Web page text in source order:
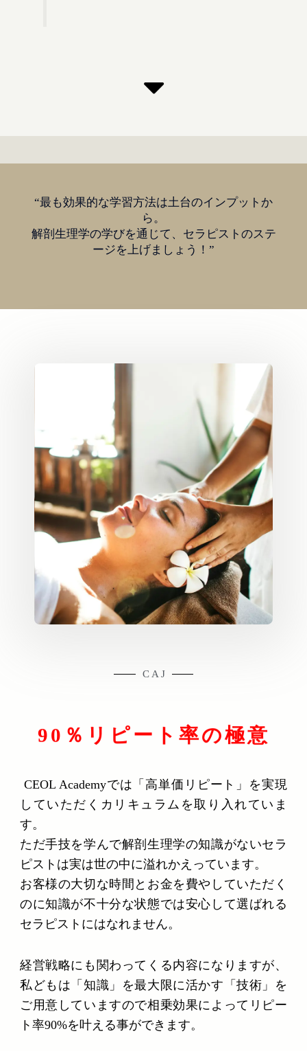
“最も効果的な学習方法は土台のインプットか
ら。
解剖生理学の学びを通じて、セラピストのステ
ージを上げましょう！”
C A J
90％リピート率の極意
CEOL Academyでは「高単価リピート」を実現
していただくカリキュラムを取り入れていま
す。
ただ手技を学んで解剖生理学の知識がないセラ
ピストは実は世の中に溢れかえっています。
お客様の大切な時間とお金を費やしていただく
のに知識が不十分な状態では安心して選ばれる
セラピストにはなれません。
経営戦略にも関わってくる内容になりますが、
私どもは「知識」を最大限に活かす「技術」を
ご用意していますので相乗効果によってリピー
ト率90%を叶える事ができます。